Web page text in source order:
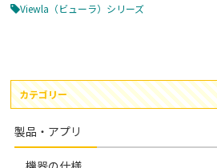
Viewla（ビューラ）シリーズ
カテゴリー
製品・アプリ